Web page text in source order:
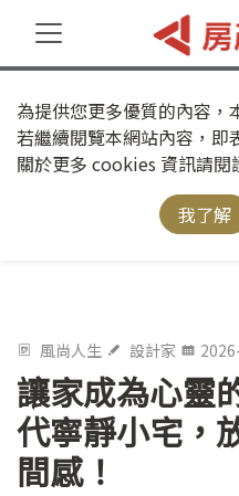
為提供您更多優質的內容，
若繼續閱覽本網站內容，即
關於更多 cookies 資訊請閱
我了解
風尚人生 設計家
讓家成為心靈
代寧靜小宅，
間感！